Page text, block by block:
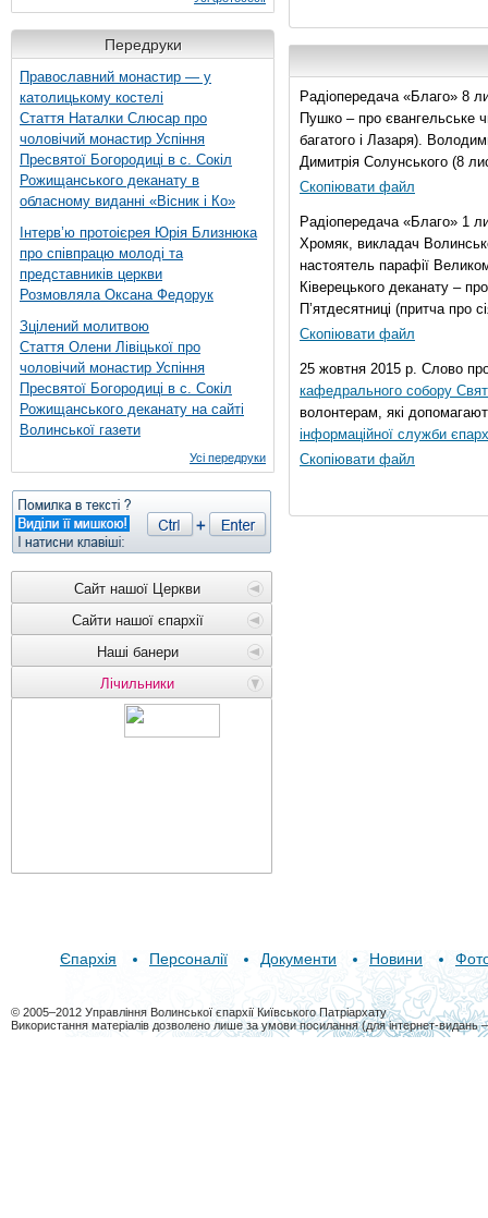
Передруки
Православний монастир — у
католицькому костелі
Стаття Наталки Слюсар про
чоловічий монастир Успіння
Пресвятої Богородиці в с. Сокіл
Рожищанського деканату в
обласному виданні «Вісник і Ко»
Інтерв’ю протоієрея Юрія Близнюка
про співпрацю молоді та
представників церкви
Розмовляла Оксана Федорук
Зцілений молитвою
Стаття Олени Лівіцької про
чоловічий монастир Успіння
Пресвятої Богородиці в с. Сокіл
Рожищанського деканату на сайті
Волинської газети
Усі передруки
Сайт нашої Церкви
Сайти нашої єпархії
Наші банери
Лічильники
Радіопередача «Благо» 8
Пушко – про євангельське
багатого і Лазаря).
Димитрія Солунського (8
Скопіювати файл
Радіопередача «Благо» 1
Хромяк, викладач
настоятель парафії
Ківерецького деканату –
П’ятдесятниці (притча про
Скопіювати файл
25 жовтня 2015 р. Слово
кафедрального собору
волонтерам, які
інформаційної служби
Скопіювати файл
Єпархія Персоналії Документи Новини
© 2005–2012 Управління Волинської єпархії Київського Патріархату
Використання матеріалів дозволено лише за умови посилання (для інтернет-видань